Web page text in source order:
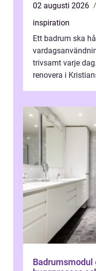
02 augusti 2026
inspiration
Ett badrum ska
trivsamt varje
renovera i
Badrumsmodul effektivare